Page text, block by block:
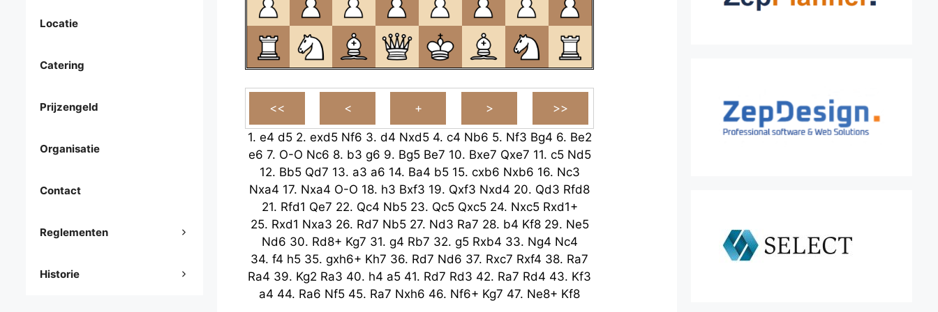
1. e4 d5 2. exd5 Nf6 3. d4 Nxd5 4. c4 Nb6 5. Nf3 Bg4 6. Be2
e6 7. O-O Nc6 8. b3 g6 9. Bg5 Be7 10. Bxe7 Qxe7 11. c5 Nd5
12. Bb5 Qd7 13. a3 a6 14. Ba4 b5 15. cxb6 Nxb6 16. Nc3
Nxa4 17. Nxa4 O-O 18. h3 Bxf3 19. Qxf3 Nxd4 20. Qd3 Rfd8
21. Rfd1 Qe7 22. Qc4 Nb5 23. Qc5 Qxc5 24. Nxc5 Rxd1+
25. Rxd1 Nxa3 26. Rd7 Nb5 27. Nd3 Ra7 28. b4 Kf8 29. Ne5
Nd6 30. Rd8+ Kg7 31. g4 Rb7 32. g5 Rxb4 33. Ng4 Nc4
34. f4 h5 35. gxh6+ Kh7 36. Rd7 Nd6 37. Rxc7 Rxf4 38. Ra7
Ra4 39. Kg2 Ra3 40. h4 a5 41. Rd7 Rd3 42. Ra7 Rd4 43. Kf3
a4 44. Ra6 Nf5 45. Ra7 Nxh6 46. Nf6+ Kg7 47. Ne8+ Kf8
Locatie
Catering
Prijzengeld
Organisatie
Contact
Reglementen
Historie